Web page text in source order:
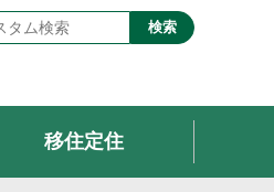
検索
移住定住